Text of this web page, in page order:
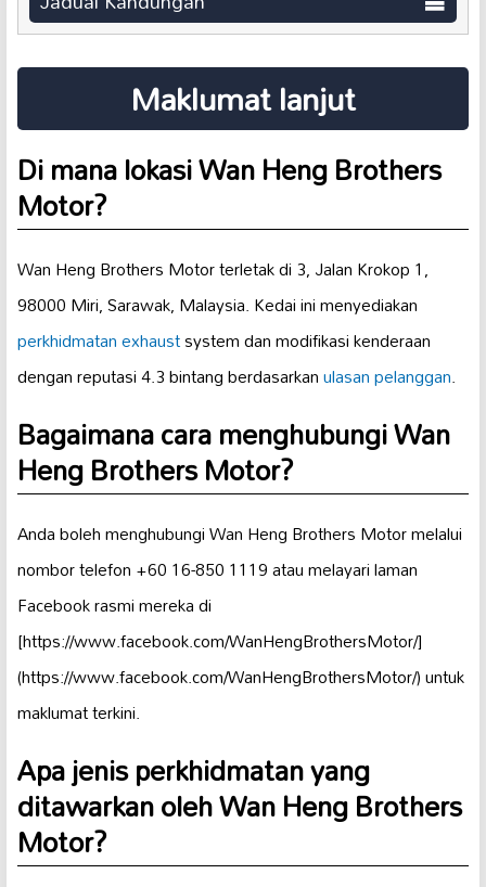
Maklumat lanjut
Di mana lokasi Wan Heng Brothers
Motor?
Wan Heng Brothers Motor terletak di 3, Jalan Krokop 1,
98000 Miri, Sarawak, Malaysia. Kedai ini menyediakan
perkhidmatan exhaustsystem dan modifikasi kenderaan
dengan reputasi 4.3 bintang berdasarkanulasan pelanggan.
Bagaimana cara menghubungi Wan
Heng Brothers Motor?
Anda boleh menghubungi Wan Heng Brothers Motor melalui
nombor telefon +60 16-850 1119 atau melayari laman
Facebook rasmi mereka di
[https://www.facebook.com/WanHengBrothersMotor/]
(https://www.facebook.com/WanHengBrothersMotor/) untuk
maklumat terkini.
Apa jenis perkhidmatan yang
ditawarkan oleh Wan Heng Brothers
Motor?